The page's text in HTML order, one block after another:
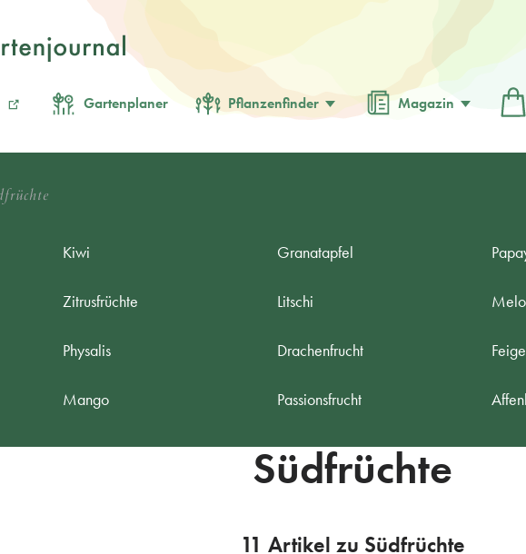
Gartenplaner Pflanzenfinder Magazin
Kiwi
Zitrusfrüchte
Physalis
Mango
Granatapfel
Litschi
Drachenfrucht
Passionsfrucht
Feige
Südfrüchte
11 Artikel zu Südfrüchte